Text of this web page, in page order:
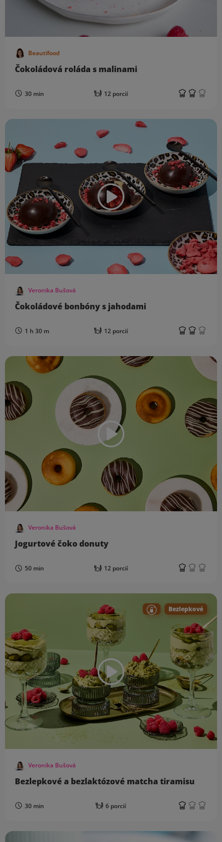
Beautifood
Čokoládová roláda s malinami
30 min 12 porcií
Veronika Bušová
Čokoládové bonbóny s jahodami
1 h 30 m 12 porcií
Veronika Bušová
Jogurtové čoko donuty
50 min 12 porcií
Bezlepkové
Veronika Bušová
Bezlepkové a bezlaktózové matcha tiramisu
30 min 6 porcií